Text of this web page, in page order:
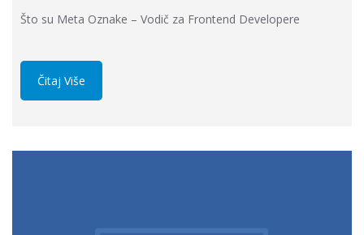
Što su Meta Oznake – Vodič za Frontend Developere
Čitaj Više